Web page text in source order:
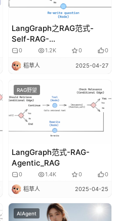
LangGraph之RAG范式-
Self-RAG-
pinecone_movies
0 1.2K 0 0
稻草人 2025-04-27
RAG野望
LangGraph范式-RAG-
Agentic_RAG
0 1.4K 0 0
稻草人 2025-04-25
AIAgent